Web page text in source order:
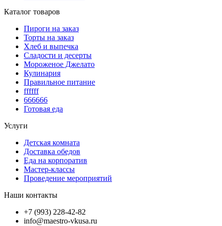
Каталог товаров
Пироги на заказ
Торты на заказ
Хлеб и выпечка
Сладости и десерты
Мороженое Джелато
Кулинария
Правильное питание
ffffff
666666
Готовая еда
Услуги
Детская комната
Доставка обедов
Еда на корпоратив
Мастер-классы
Проведение мероприятий
Наши контакты
+7 (993) 228-42-82
info@maestro-vkusa.ru